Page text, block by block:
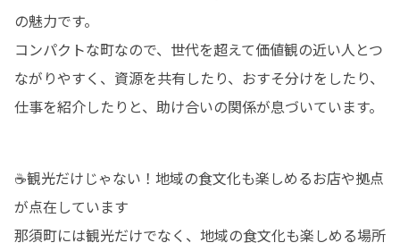
の魅力です。
コンパクトな町なので、世代を超えて価値観の近い人とつ
ながりやすく、資源を共有したり、おすそ分けをしたり、
仕事を紹介したりと、助け合いの関係が息づいています。
☕観光だけじゃない！地域の食文化も楽しめるお店や拠点
が点在しています
那須町には観光だけでなく、地域の食文化も楽しめる場所